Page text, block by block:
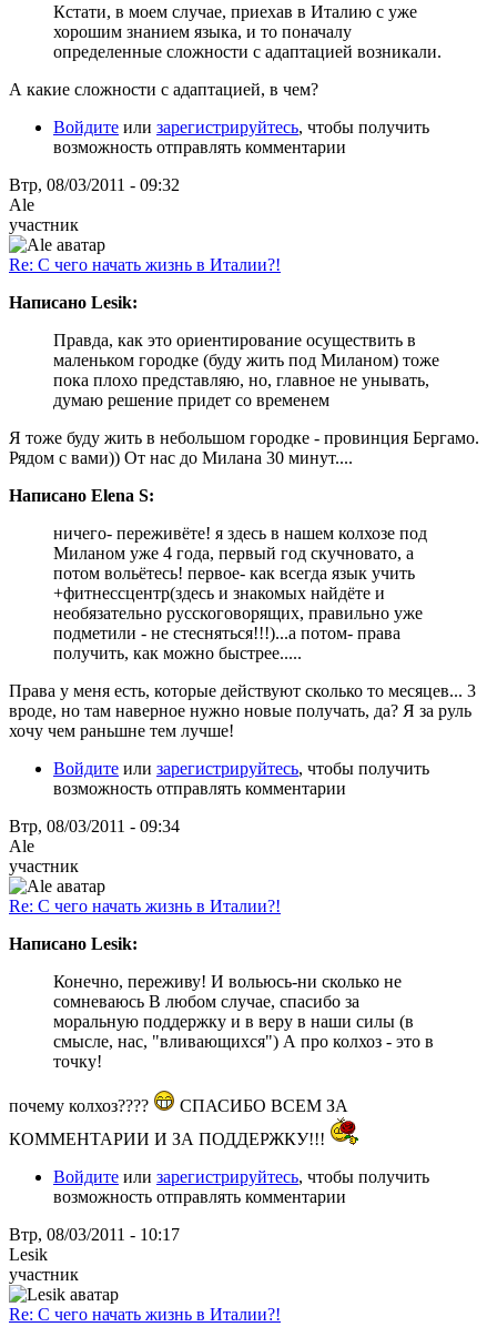
Кстати, в моем случае, приехав в Италию с уже
хорошим знанием языка, и то поначалу
определенные сложности с адаптацией возникали.
А какие сложности с адаптацией, в чем?
Войдите или зарегистрируйтесь, чтобы получить
возможность отправлять комментарии
Втр, 08/03/2011 - 09:32
Ale
участник
Re: С чего начать жизнь в Италии?!
Написано Lesik:
Правда, как это ориентирование осуществить в
маленьком городке (буду жить под Миланом) тоже
пока плохо представляю, но, главное не унывать,
думаю решение придет со временем
Я тоже буду жить в небольшом городке - провинция Бергамо.
Рядом с вами)) От нас до Милана 30 минут....
Написано Elena S:
ничего- переживёте! я здесь в нашем колхозе под
Миланом уже 4 года, первый год скучновато, а
потом вольётесь! первое- как всегда язык учить
+фитнессцентр(здесь и знакомых найдёте и
необязательно русскоговорящих, правильно уже
подметили - не стесняться!!!)...а потом- права
получить, как можно быстрее.....
Права у меня есть, которые действуют сколько то месяцев... 3
вроде, но там наверное нужно новые получать, да? Я за руль
хочу чем раньшне тем лучше!
Войдите или зарегистрируйтесь, чтобы получить
возможность отправлять комментарии
Втр, 08/03/2011 - 09:34
Ale
участник
Re: С чего начать жизнь в Италии?!
Написано Lesik:
Конечно, переживу! И вольюсь-ни сколько не
сомневаюсь В любом случае, спасибо за
моральную поддержку и в веру в наши силы (в
смысле, нас, "вливающихся") А про колхоз - это в
точку!
почему колхоз????
СПАСИБО ВСЕМ ЗА
КОММЕНТАРИИ И ЗА ПОДДЕРЖКУ!!!
Войдите или зарегистрируйтесь, чтобы получить
возможность отправлять комментарии
Втр, 08/03/2011 - 10:17
Lesik
участник
Re: С чего начать жизнь в Италии?!